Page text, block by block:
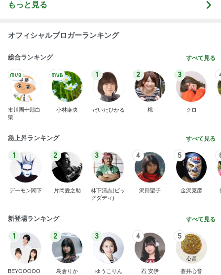
もっと見る
オフィシャルブロガーランキング
総合ランキング すべて見る
市川團十郎白
猿
小林麻央
1
だいたひかる
2
桃
3
クロ
急上昇ランキング すべて見る
1
デーモン閣下
2
片岡愛之助
3
林下清志(ビッ
グダディ)
4
沢田聖子
5
金沢克彦
新登場ランキング すべて見る
1
BEYOOOOO
2
島倉りか
3
ゆうこりん
4
石 安伊
5
蒼井心音